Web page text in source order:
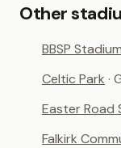
Other
BBSP
Celtic Park ·
Easter Road
Falkirk